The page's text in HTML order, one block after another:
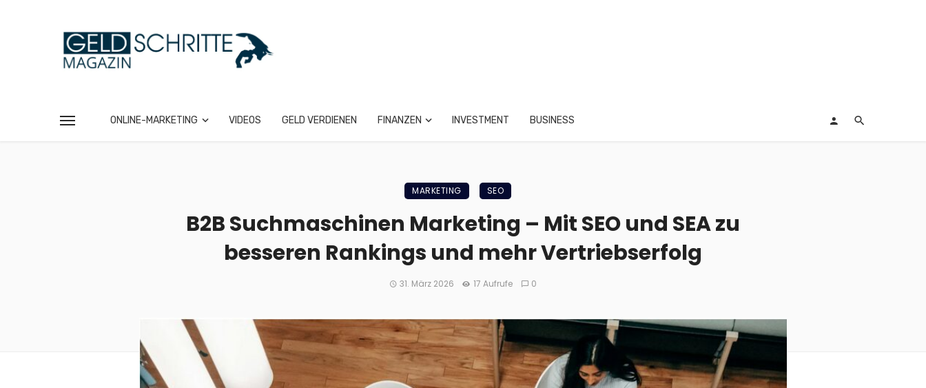
ONLINE-MARKETING VIDEOS GELD VERDIENEN FINANZEN INVESTMENT BUSINESS
MARKETING SEO
B2B Suchmaschinen Marketing – Mit SEO und SEA zu
besseren Rankings und mehr Vertriebserfolg
31. März 2026 17 Aufrufe 0